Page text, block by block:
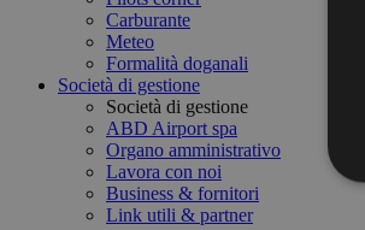
Carburante
Meteo
Formalità doganali
Società di gestione
Società di gestione
ABD Airport spa
Organo amministrativo
Lavora con noi
Business & fornitori
Link utili & partner